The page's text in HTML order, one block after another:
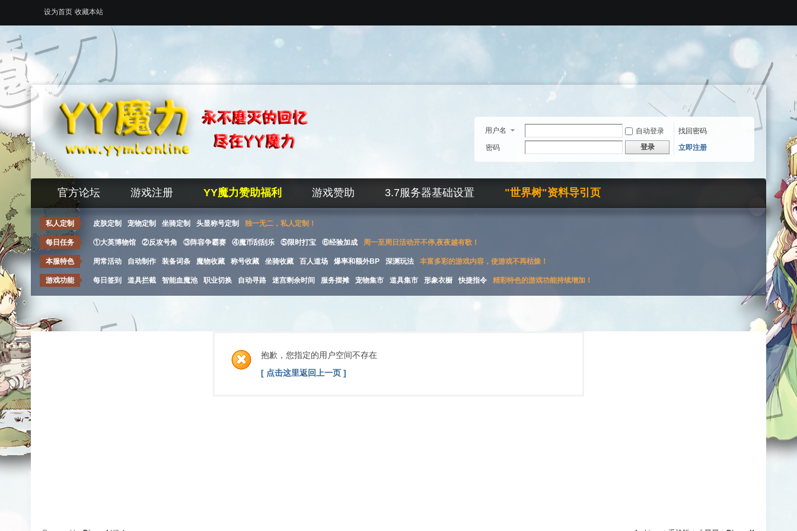
设为首页 收藏本站
用户名 自动登录
找回密码
密码
登录 立即注册
官方论坛 游戏注册 YY魔力赞助福利 游戏赞助 3.7服务器基础设置 "世界树"资料导引页
私人定制 皮肤定制 宠物定制 坐骑定制 头显称号定制 独一无二，私人定制！
每日任务 ①大英博物馆 ②反攻号角 ③阵容争霸赛 ④魔币刮刮乐 ⑤限时打宝 ⑥经验加成 周一至周日活动开不停,夜夜越有歌！
本服特色 周常活动 自动制作 装备词条 魔物收藏 称号收藏 坐骑收藏 百人道场 爆率和额外BP 深渊玩法 丰富多彩的游戏内容，使游戏不再枯燥！
游戏功能 每日签到 道具拦截 智能血魔池 职业切换 自动寻路 迷宫剩余时间 服务摆摊 宠物集市 道具集市 形象衣橱 快捷指令 精彩特色的游戏功能持续增加！
抱歉，您指定的用户空间不存在
[ 点击这里返回上一页 ]